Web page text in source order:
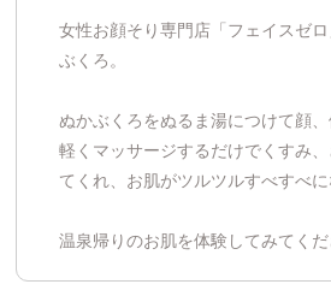
女性お顔そり専門店「フェイスゼ
ぶくろ。
ぬかぶくろをぬるま湯につけて顔、
軽くマッサージするだけでくすみ
てくれ、お肌がツルツルすべすべに
温泉帰りのお肌を体験してみてく